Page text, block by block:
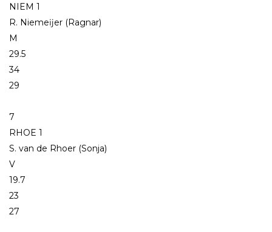
NIEM 1
R. Niemeĳer (Ragnar)
M
29.5
34
29
7
RHOE 1
S. van de Rhoer (Sonja)
V
19.7
23
27